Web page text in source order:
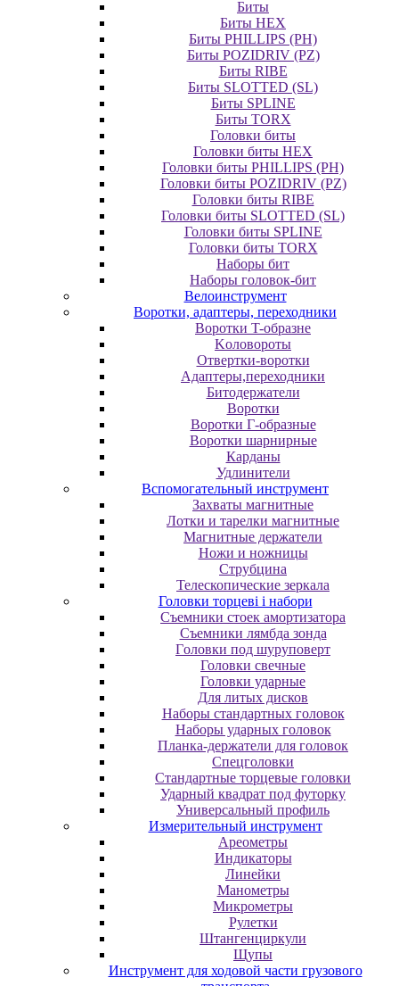
Биты
Биты HEX
Биты PHILLIPS (PH)
Биты POZIDRIV (PZ)
Биты RIBE
Биты SLOTTED (SL)
Биты SPLINE
Биты TORX
Головки биты
Головки биты HEX
Головки биты PHILLIPS (PH)
Головки биты POZIDRIV (PZ)
Головки биты RIBE
Головки биты SLOTTED (SL)
Головки биты SPLINE
Головки биты TORX
Наборы бит
Наборы головок-бит
Велоинструмент
Воротки, адаптеры, переходники
Bopoтки T-oбpaзне
Koлoвopoты
Oтвepтки-вopoтки
Адаптеры,переходники
Битодержатели
Воротки
Воротки Г-образные
Воротки шарнирные
Карданы
Удлинители
Вспомогательный инструмент
Захваты магнитные
Лотки и тарелки магнитные
Магнитные держатели
Ножи и ножницы
Струбцина
Телескопические зеркала
Головки торцеві і набори
Cъeмники cтoeк aмopтизaтopa
Cъeмники лямбдa зoндa
Гoлoвки пoд шуpупoвepт
Головки свечные
Головки ударные
Для литых дисков
Наборы стандартных головок
Наборы ударных головок
Планка-держатели для головок
Спецголовки
Стандартные торцевые головки
Ударный квадрат под футорку
Универсальный профиль
Измерительный инструмент
Ареометры
Индикаторы
Линейки
Манометры
Микрометры
Рулетки
Штангенциркули
Щупы
Инструмент для ходовой части грузового